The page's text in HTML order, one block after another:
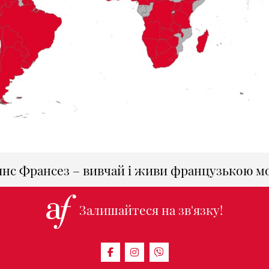
Франсез – вивчай і живи французькою
Залишайтеся на зв'язку!